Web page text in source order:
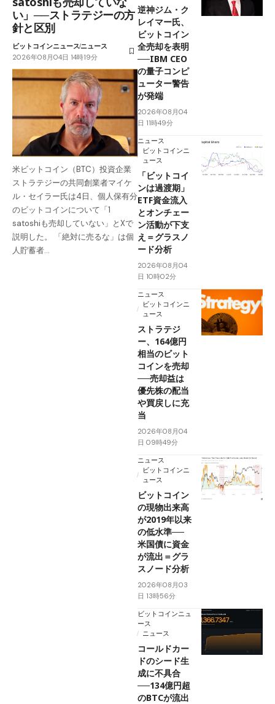
い」──ストラテジーの方
針と区別
ビットコインニュースニュース
2026年08月04日 14時19分
米ビットコイン（BTC）投資企業
ストラテジーの共同創業者マイケ
ル・セイラー氏は4日、個人保有分
のビットコインについて「1
satoshiも売却していない」とXで
説明した。 「絶対に売るな」は個
人貯蓄者…
逆神ジム・ク
レイマー氏、
ビットコイン
全売却を表明
──IBM CEO
の量子コンピ
ューター警告
が発端
2026年08月04
日 11時49分
ニュース
ビットコインニ
ュース
「ビットコイ
ンは過渡期」
ETF資金流入
とオンチェー
ン活動が下支
え＝グラスノ
ード分析
2026年08月04
日 10時02分
ニュース
ビットコインニ
ュース
ストラテジ
ー、164億円
相当のビット
コインを売却
──売却益は
優先株の配当
や買戻しに充
当
2026年08月04
日 09時49分
ニュース
ビットコインニ
ュース
ビットコイン
の現物出来高
が2019年以来
の低水準──
米国債に資金
が流出＝グラ
スノード分析
2026年08月03
日 13時56分
ビットコインニュ
ース
ニュース
コールドカー
ドのシード生
成に不具合
──134億円超
のBTCが流出